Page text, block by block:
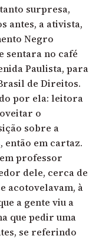
surpresa,
antes, a ativista,
Negro
sentara no café
Paulista, para
de Direitos.
por ela: leitora
o
sobre a
então em cartaz.
professor
dele, cerca de
acotovelavam, à
a gente viu a
que pedir uma
se referindo